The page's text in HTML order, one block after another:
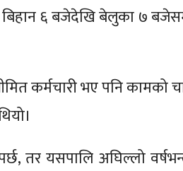
बिहान ६ बजेदेखि बेलुका ७
कर्मचारी भए पनि कामको
तर यसपालि अघिल्लो